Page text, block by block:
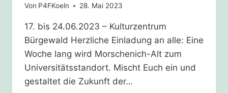
Von P4FKoeln 28. Mai 2023
17. bis 24.06.2023 – Kulturzentrum
Bürgewald Herzliche Einladung an alle: Eine
Woche lang wird Morschenich-Alt zum
Universitätsstandort. Mischt Euch ein und
gestaltet die Zukunft der…